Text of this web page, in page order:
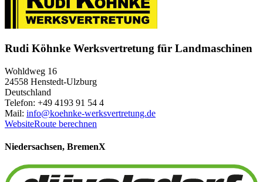
Rudi Köhnke Werksvertretung für Landmaschinen
Wohldweg 16
24558 Henstedt-Ulzburg
Deutschland
Telefon: +49 4193 91 54 4
Mail: info@koehnke-werksvertretung.de
WebsiteRoute berechnen
Niedersachsen, BremenX